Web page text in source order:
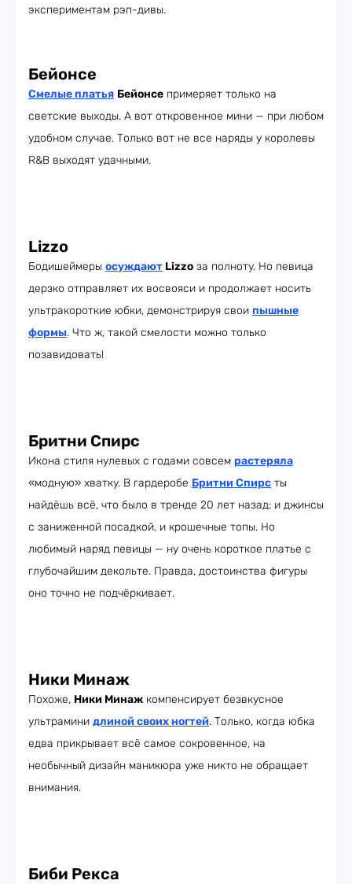
экспериментам рэп-дивы.
Бейонсе
Смелые платья Бейонсе примеряет только на
светские выходы. А вот откровенное мини — при любом
удобном случае. Только вот не все наряды у королевы
R&B выходят удачными.
Lizzo
Бодишеймеры осуждают Lizzo за полноту. Но певица
дерзко отправляет их восвояси и продолжает носить
ультракороткие юбки, демонстрируя свои пышные
формы. Что ж, такой смелости можно только
позавидовать!
Бритни Спирс
Икона стиля нулевых с годами совсем растеряла
«модную» хватку. В гардеробе Бритни Спирс ты
найдёшь всё, что было в тренде 20 лет назад: и джинсы
с заниженной посадкой, и крошечные топы. Но
любимый наряд певицы — ну очень короткое платье с
глубочайшим декольте. Правда, достоинства фигуры
оно точно не подчёркивает.
Ники Минаж
Похоже, Ники Минаж компенсирует безвкусное
ультрамини длиной своих ногтей. Только, когда юбка
едва прикрывает всё самое сокровенное, на
необычный дизайн маникюра уже никто не обращает
внимания.
Биби Рекса